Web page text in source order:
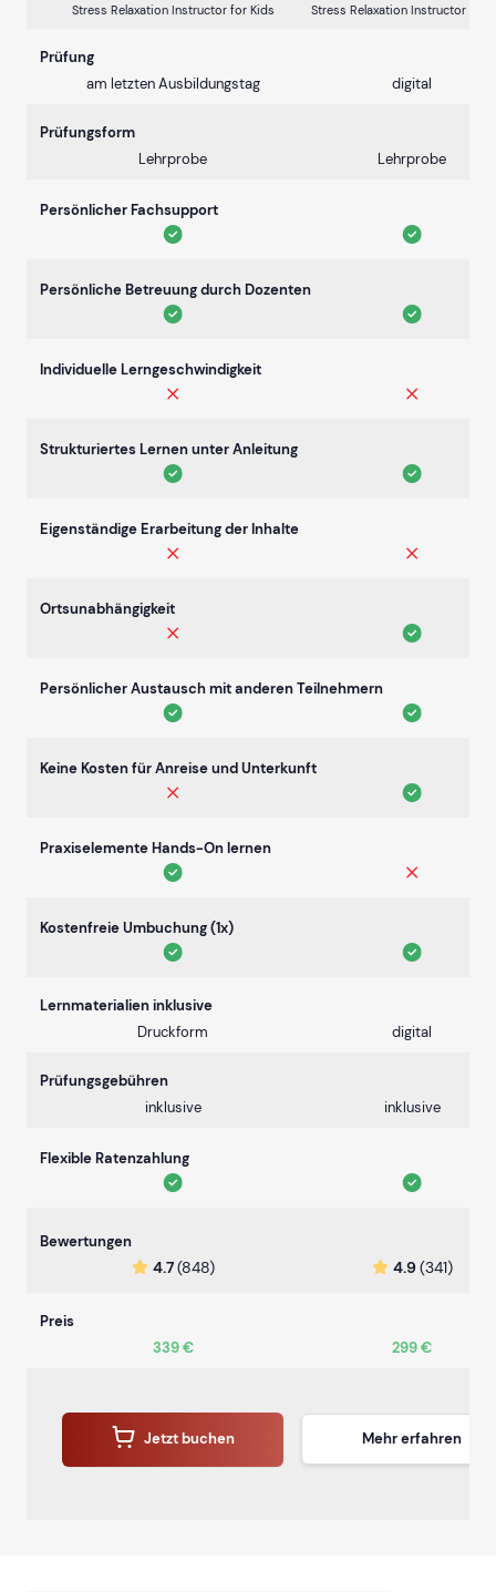
Stress Relaxation Instructor for Kids Stress Relaxation Instructor for
Prüfung
am letzten Ausbildungstag
digital
Prüfungsform
Lehrprobe
Lehrprobe
Persönlicher Fachsupport
Persönliche Betreuung durch Dozenten
Individuelle Lerngeschwindigkeit
Strukturiertes Lernen unter Anleitung
Eigenständige Erarbeitung der Inhalte
Ortsunabhängigkeit
Persönlicher Austausch mit anderen Teilnehmern
Keine Kosten für Anreise und Unterkunft
Praxiselemente Hands-On lernen
Kostenfreie Umbuchung (1x)
Lernmaterialien inklusive
Druckform
digital
Prüfungsgebühren
inklusive
inklusive
Flexible Ratenzahlung
Bewertungen
4.7(848) 4.9(341)
Preis
339 €
299 €
Jetzt buchen Mehr erfahren